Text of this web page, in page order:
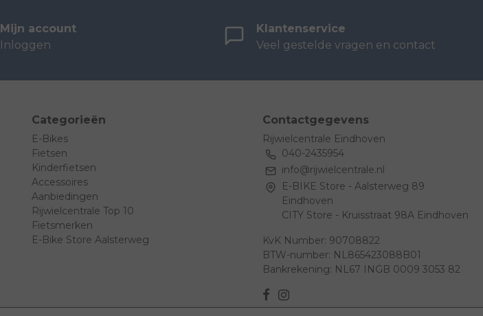
Mijn account
Inloggen
Klantenservice
Veel gestelde vragen en contact
Categorieën
E-Bikes
Fietsen
Kinderfietsen
Accessoires
Aanbiedingen
Rijwielcentrale Top 10
Fietsmerken
E-Bike Store Aalsterweg
Contactgegevens
Rijwielcentrale Eindhoven
040-2435954
info@rijwielcentrale.nl
E-BIKE Store - Aalsterweg 89
Eindhoven
CITY Store - Kruisstraat 98A Eindhoven
KvK Number: 90708822
BTW-number: NL865423088B01
Bankrekening: NL67 INGB 0009 3053 82